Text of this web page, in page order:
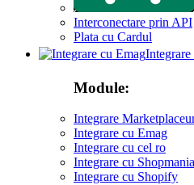
Interconectare prin API
Plata cu Cardul
Module:
Integrare
Integrare cu Emag
Integrare cu cel ro
Integrare cu Shopmania
Integrare cu Shopify